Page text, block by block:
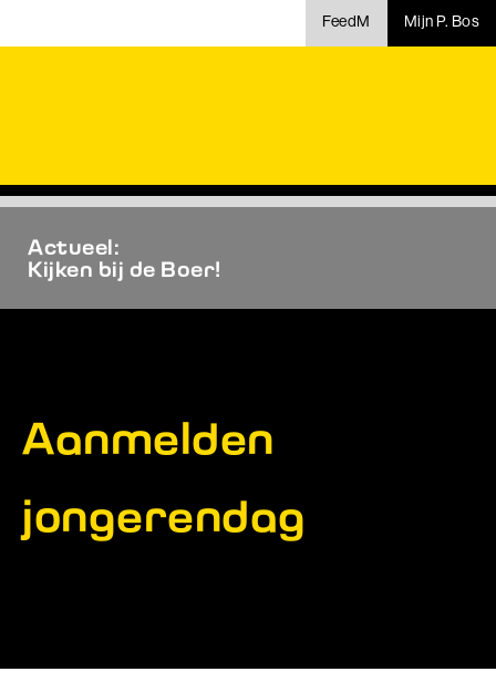
FeedM Mijn P. Bos
Actueel:
Kijken bij de Boer!
Aanmelden
jongerendag